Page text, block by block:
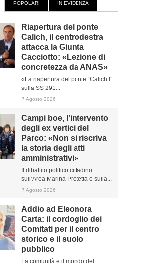
POPOLARI IN EVIDENZA
Riapertura del ponte
Calich, il centrodestra
attacca la Giunta
Cacciotto: «Lezione di
concretezza da ANAS»
«La riapertura del ponte “Calich I”
sulla SS 291...
7 Agosto 2026
Campi boe, l’intervento
degli ex vertici del
Parco: «Non si riscriva
la storia degli atti
amministrativi»
Il dibattito politico cittadino
sull’Area Marina Protetta e sulla...
7 Agosto 2026
Addio ad Eleonora
Carta: il cordoglio dei
Comitati per il centro
storico e il suolo
pubblico
La comunità e il mondo del